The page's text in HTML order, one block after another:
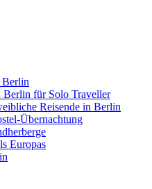
Berlin
Berlin für Solo Traveller
Reisende in Berlin
Übernachtung
Europas